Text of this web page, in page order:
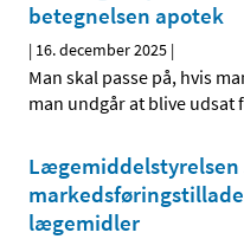
betegnelsen apotek
| 16. december 2025 |
Man skal passe på, hvis
man undgår at blive udsat
Lægemiddelstyrelsen
lægemidler